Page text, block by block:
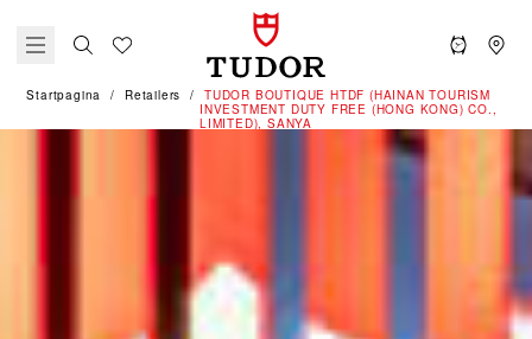
Startpagina Retailers
‭TUDOR BOUTIQUE HTDF (HAINAN TOURISM
INVESTMENT DUTY FREE (HONG KONG) CO.,
LIMITED), SANYA‬